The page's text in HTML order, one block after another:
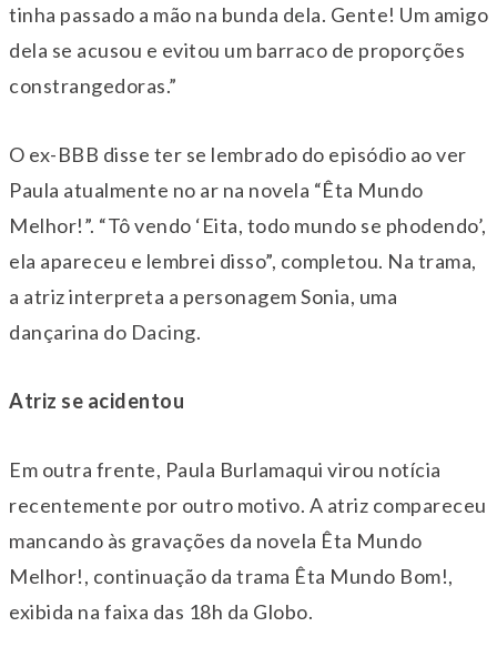
tinha passado a mão na bunda dela. Gente! Um amigo
dela se acusou e evitou um barraco de proporções
constrangedoras.”
O ex-BBB disse ter se lembrado do episódio ao ver
Paula atualmente no ar na novela “Êta Mundo
Melhor!”. “Tô vendo ‘Eita, todo mundo se phodendo’,
ela apareceu e lembrei disso”, completou. Na trama,
a atriz interpreta a personagem Sonia, uma
dançarina do Dacing.
Atriz se acidentou
Em outra frente, Paula Burlamaqui virou notícia
recentemente por outro motivo. A atriz compareceu
mancando às gravações da novela Êta Mundo
Melhor!, continuação da trama Êta Mundo Bom!,
exibida na faixa das 18h da Globo.